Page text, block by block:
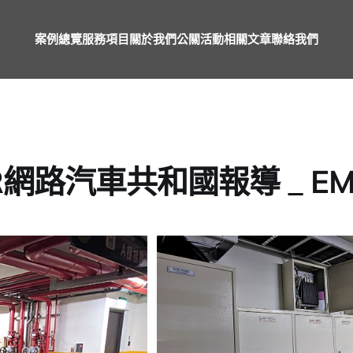
案例總覽服務項目關於我們公關活動相關文章聯絡我們
路汽車共和國報導 _